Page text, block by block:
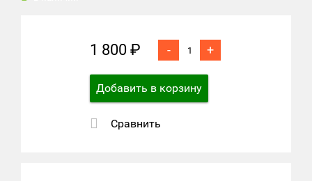
1 800 ₽ - +
Добавить в корзину
Сравнить